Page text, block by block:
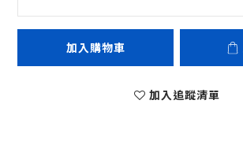
加入購物車
加入追蹤清單